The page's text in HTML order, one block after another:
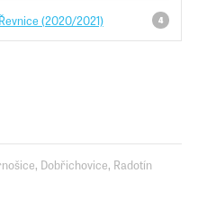
(2020/2021) 4
Dobřichovice, Radotín